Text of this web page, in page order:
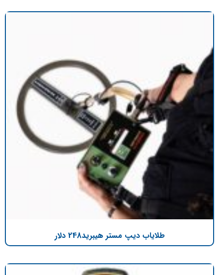
طلایاب دیپ مستر هیبرید248 دلار